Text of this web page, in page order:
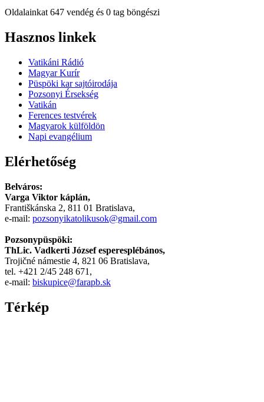
Oldalainkat 647 vendég és 0 tag böngészi
Hindi
Blue
سكس
سكس
مترجم
سكس
مصري
Arab
Hasznos linkek
Vatikáni Rádió
Magyar Kurír
Püspöki kar sajtóirodája
Pozsonyi Érsekség
Vatikán
Ferences testvérek
Magyarok külföldön
Napi evangélium
Elérhetőség
Belváros:
Varga Viktor káplán,
Františkánska 2, 811 01 Bratislava,
e-mail: pozsonyikatolikusok@gmail.com
Pozsonypüspöki:
ThLic. Vadkerti József esperesplébános,
Trojičné námestie 4, 821 06 Bratislava,
tel. +421 2/45 248 671,
e-mail: biskupice@farapb.sk
Térkép